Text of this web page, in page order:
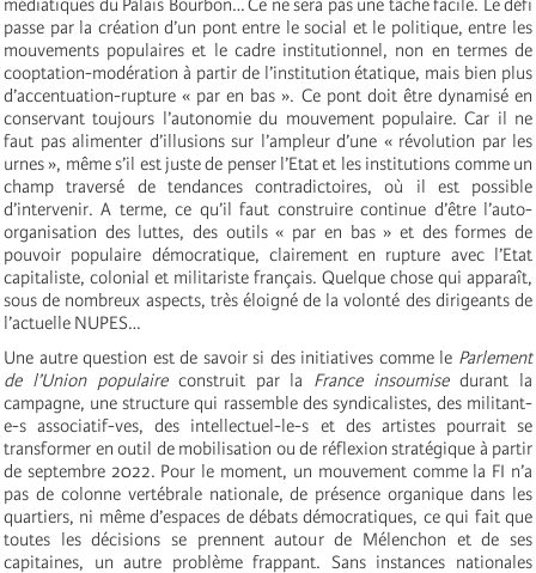
médiatiques du Palais Bourbon… Ce ne sera pas une tâche facile. Le défi
passe par la création d’un pont entre le social et le politique, entre les
mouvements populaires et le cadre institutionnel, non en termes de
cooptation-modération à partir de l’institution étatique, mais bien plus
d’accentuation-rupture « par en bas ». Ce pont doit être dynamisé en
conservant toujours l’autonomie du mouvement populaire. Car il ne
faut pas alimenter d’illusions sur l’ampleur d’une « révolution par les
urnes », même s’il est juste de penser l’Etat et les institutions comme un
champ traversé de tendances contradictoires, où il est possible
d’intervenir. A terme, ce qu’il faut construire continue d’être l’auto-
organisation des luttes, des outils « par en bas » et des formes de
pouvoir populaire démocratique, clairement en rupture avec l’Etat
capitaliste, colonial et militariste français. Quelque chose qui apparaît,
sous de nombreux aspects, très éloigné de la volonté des dirigeants de
l’actuelle NUPES…
Une autre question est de savoir si des initiatives comme le Parlement
de l’Union populaireconstruit par la France insoumisedurant la
campagne, une structure qui rassemble des syndicalistes, des militant-
e-s associatif-ves, des intellectuel-le-s et des artistes pourrait se
transformer en outil de mobilisation ou de réflexion stratégique à partir
de septembre 2022. Pour le moment, un mouvement comme la FI n’a
pas de colonne vertébrale nationale, de présence organique dans les
quartiers, ni même d’espaces de débats démocratiques, ce qui fait que
toutes les décisions se prennent autour de Mélenchon et de ses
capitaines, un autre problème frappant. Sans instances nationales